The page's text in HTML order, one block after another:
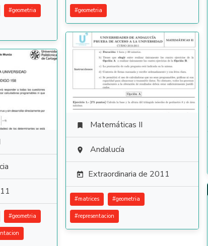
#geometria #geometria
 Matemáticas II
 Andalucía
 Extraordinaria de 2011
#matrices #geometria
#representacion
#geometria